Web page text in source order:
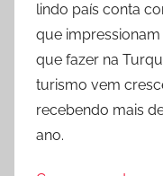
lindo país conta
que
que fazer na
turismo vem
recebendo mais
ano.